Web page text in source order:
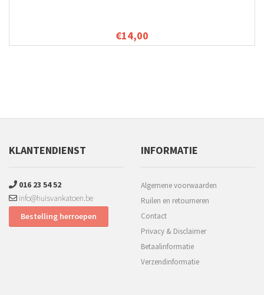
€14,00
KLANTENDIENST
016 23 54 52
info@huisvankatoen.be
Bestelling herroepen
INFORMATIE
Algemene voorwaarden
Ruilen en retourneren
Contact
Privacy & Disclaimer
Betaalinformatie
Verzendinformatie